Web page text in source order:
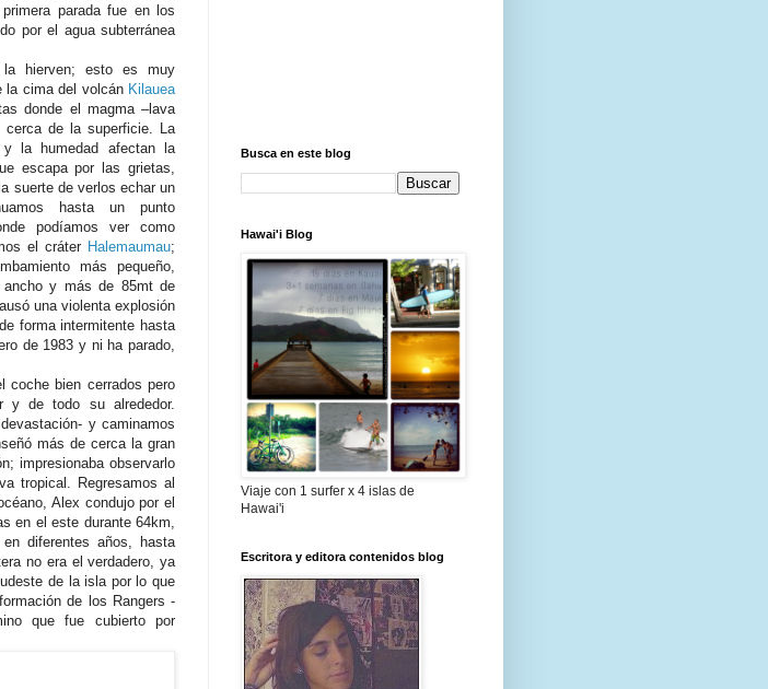
parada fue en los
por el agua subterránea
hierven; esto es muy
la cima del volcán Kilauea
donde el magma –lava
cerca de la superficie. La
y la humedad afectan la
escapa por las grietas,
suerte de verlos echar un
hasta un punto
podíamos ver como
el cráter Halemaumau;
más pequeño,
y más de 85mt de
una violenta explosión
forma intermitente hasta
de 1983 y ni ha parado,
coche bien cerrados pero
y de todo su alrededor.
y caminamos
más de cerca la gran
impresionaba observarlo
tropical. Regresamos al
Alex condujo por el
en el este durante 64km,
diferentes años, hasta
no era el verdadero, ya
de la isla por lo que
de los Rangers -
que fue cubierto por
Busca en este blog
Hawai'i Blog
Viaje con 1 surfer x 4 islas de
Hawai'i
Escritora y editora contenidos blog